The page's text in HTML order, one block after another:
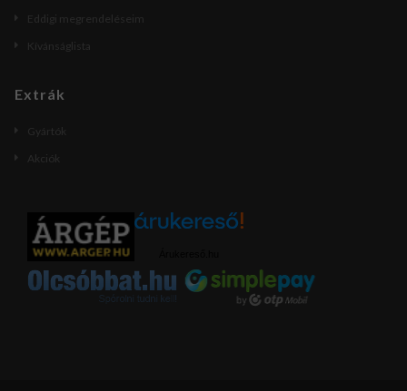
Eddigi megrendeléseim
Kívánságlista
Extrák
Gyártók
Akciók